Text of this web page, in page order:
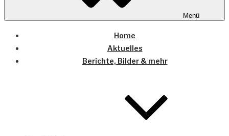
Menü
Home
Aktuelles
Berichte, Bilder & mehr